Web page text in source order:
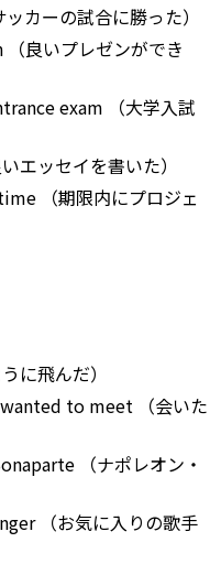
ッカーの試合に勝った）
（良いプレゼンができ
exam （大学入試
エッセイを書いた）
（期限内にプロジェ
に飛んだ）
to meet （会いた
（ナポレオン・
（お気に入りの歌手